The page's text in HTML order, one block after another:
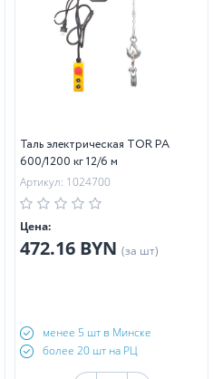
Таль электрическая TOR PA
600/1200 кг 12/6 м
Артикул: 1024700
Цена:
472.16 BYN (за шт)
менее 5 шт в Минске
более 20 шт на РЦ